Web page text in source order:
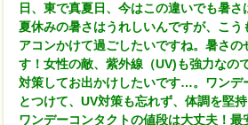
日、東で真夏日、今はこの違いでも暑さ
夏休みの暑さはうれしいんですが、こう
アコンかけて過ごしたいですね。暑さ
す！女性の敵、紫外線（UV)も強力なの
対策してお出かけしたいです…。ワンデ
とつけて、UV対策も忘れず、体調を堅
ワンデーコンタクトの値段は大丈夫！最